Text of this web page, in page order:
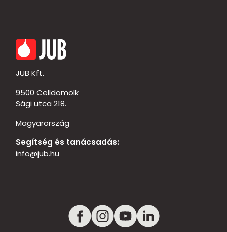
JUB Kft.
9500 Celldömölk
Sági utca 218.
Magyarország
Segítség és tanácsadás:
info@jub.hu